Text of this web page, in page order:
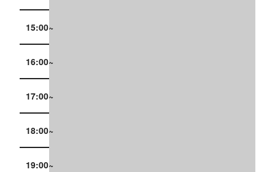
15:00~
16:00~
17:00~
18:00~
19:00~